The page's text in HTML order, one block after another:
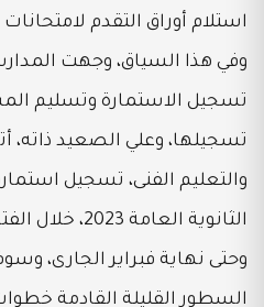
استلام أوراق التقدم
وفي هذا السياق، وجهت
تسجيل الاستمارة وتسليم
تسجيلها، وعلي الصعيد ذاته،
والتعليم الفنى، تسجيل
وحتى نهاية فبراير الجارى،
السطور القليلة القادمة